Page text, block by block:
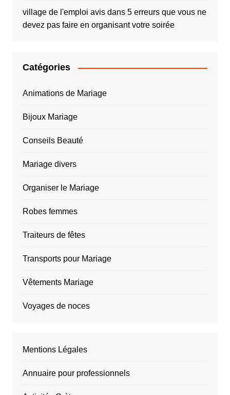
village de l'emploi avisdans 5 erreurs que vous ne
devez pas faire en organisant votre soirée
Catégories
Animations de Mariage
Bijoux Mariage
Conseils Beauté
Mariage divers
Organiser le Mariage
Robes femmes
Traiteurs de fêtes
Transports pour Mariage
Vêtements Mariage
Voyages de noces
Mentions Légales
Annuaire pour professionnels